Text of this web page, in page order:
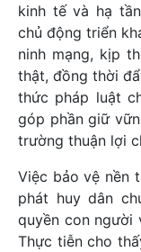
kinh tế và hạ
chủ động triển
ninh mạng, kịp
thật, đồng thời
thức pháp luật
góp phần giữ
trường thuận lợi
Việc bảo vệ nền
phát huy dân
quyền con người
Thực tiễn cho